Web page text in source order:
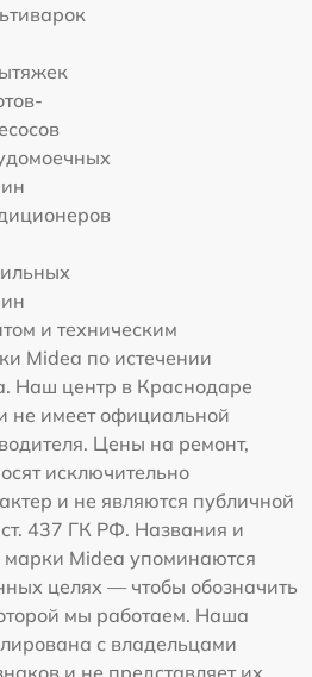
и техническим
Midea по истечении
Наш центр в Краснодаре
не имеет официальной
Цены на ремонт,
исключительно
и не являются публичной
437 ГК РФ. Названия и
марки Midea упоминаются
целях — чтобы обозначить
мы работаем. Наша
с владельцами
и не представляет их